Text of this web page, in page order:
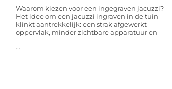
Waarom kiezen voor een ingegraven jacuzzi?
Het idee om een jacuzzi ingraven in de tuin
klinkt aantrekkelijk: een strak afgewerkt
oppervlak, minder zichtbare apparatuur en
...